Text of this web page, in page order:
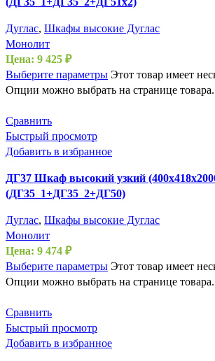
Дуглас, Шкафы высокие Дуглас
Монолит
Цена: 9 425 ₽
Выберите параметры Этот товар имеет
Опции можно выбрать на странице товара.
Сравнить
Быстрый просмотр
Добавить в избранное
ДГ37 Шкаф высокий узкий
(ДГ35_1+ДГ35_2+ДГ50)
Дуглас, Шкафы высокие Дуглас
Монолит
Цена: 9 474 ₽
Выберите параметры Этот товар имеет
Опции можно выбрать на странице товара.
Сравнить
Быстрый просмотр
Добавить в избранное